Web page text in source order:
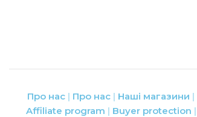
Про нас Про нас Наші магазини
Affiliate program
Buyer protection